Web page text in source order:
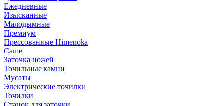
Ежедневные
Изысканные
Малодымные
Премиум
Прессованные Himenoka
Саше
Заточка ножей
Точильные камни
Мусаты
Электрические точилки
Точилки
Станок для заточки